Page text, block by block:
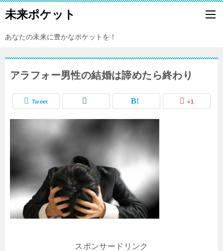
未来ポケット
あなたの未来に豊かなポケットを！
アラフォー男性の結婚は諦めたら終わり
Tweet +1
スポンサードリンク